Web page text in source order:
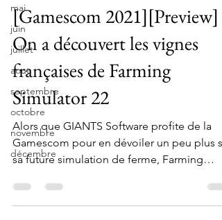
mai
juin
juillet
aout
septembre
octobre
novembre
décembre
[Gamescom 2021][Preview]
On a découvert les vignes
françaises de Farming
Simulator 22
Alors que GIANTS Software profite de la
Gamescom pour en dévoiler un peu plus
sa future simulation de ferme, Farming